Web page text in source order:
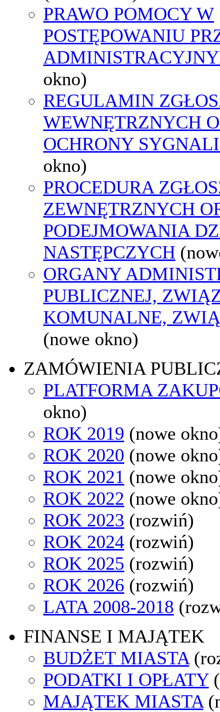
PRAWO POMOCY W
POSTĘPOWANIU
okno)
REGULAMIN
WEWNĘTRZNYCH
OCHRONY
okno)
PROCEDURA
ZEWNĘTRZNYCH
PODEJMOWANIA
NASTĘPCZYCH
ORGANY
PUBLICZNEJ,
KOMUNALNE,
(nowe okno)
ZAMÓWIENIA
PLATFORMA
okno)
ROK 2019 (nowe
ROK 2020 (nowe
ROK 2021 (nowe
ROK 2022 (nowe
ROK 2023 (rozwiń)
ROK 2024 (rozwiń)
ROK 2025 (rozwiń)
ROK 2026 (rozwiń)
LATA 2008-2018
FINANSE I MAJĄTEK
BUDŻET MIASTA
PODATKI I OPŁATY
MAJĄTEK MIASTA